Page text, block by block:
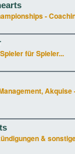
-
für Spieler...
Akquise
&